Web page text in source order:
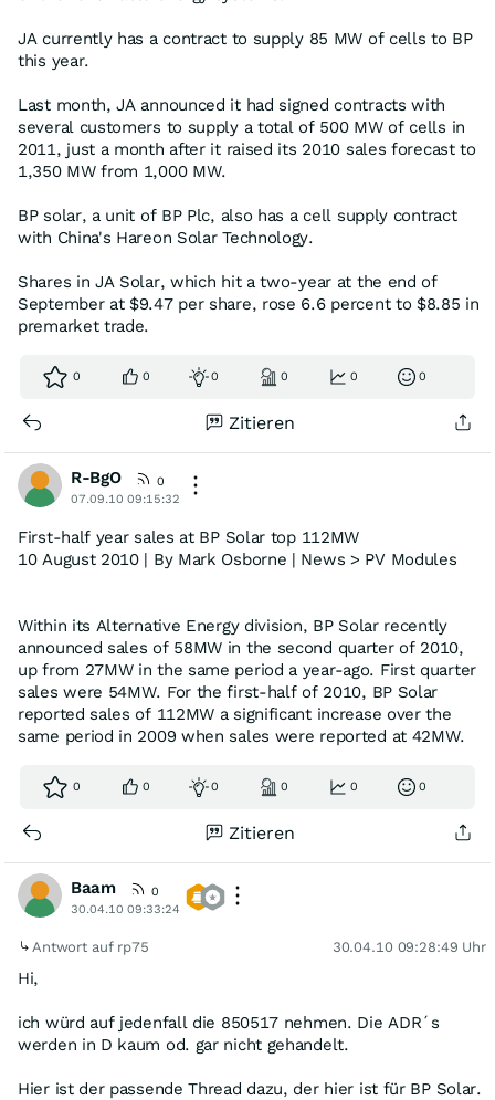
JA currently has a contract to supply 85 MW of cells to BP
this year.
Last month, JA announced it had signed contracts with
several customers to supply a total of 500 MW of cells in
2011, just a month after it raised its 2010 sales forecast to
1,350 MW from 1,000 MW.
BP solar, a unit of BP Plc, also has a cell supply contract
with China's Hareon Solar Technology.
Shares in JA Solar, which hit a two-year at the end of
September at $9.47 per share, rose 6.6 percent to $8.85 in
premarket trade.
0 0 0 0 0 0
Zitieren
R-BgO
0
07.09.10 09:15:32
First-half year sales at BP Solar top 112MW
10 August 2010 | By Mark Osborne | News > PV Modules
Within its Alternative Energy division, BP Solar recently
announced sales of 58MW in the second quarter of 2010,
up from 27MW in the same period a year-ago. First quarter
sales were 54MW. For the first-half of 2010, BP Solar
reported sales of 112MW a significant increase over the
same period in 2009 when sales were reported at 42MW.
0 0 0 0 0 0
Zitieren
Baam
0
30.04.10 09:33:24
Antwort auf rp75 30.04.10 09:28:49 Uhr
Hi,
ich würd auf jedenfall die 850517 nehmen. Die ADR´s
werden in D kaum od. gar nicht gehandelt.
Hier ist der passende Thread dazu, der hier ist für BP Solar.